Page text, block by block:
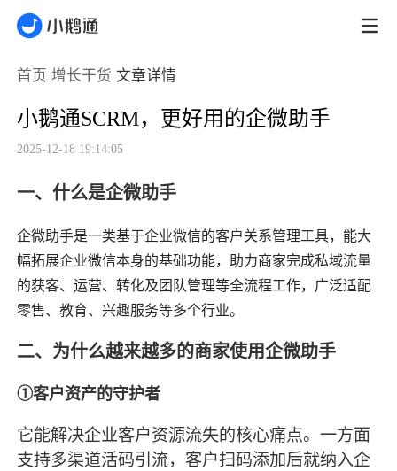
首页 增长干货 文章详情
小鹅通SCRM，更好用的企微助手
2025-12-18 19:14:05
一、什么是企微助手
企微助手是一类基于企业微信的客户关系管理工具，能大
幅拓展企业微信本身的基础功能，助力商家完成私域流量
的获客、运营、转化及团队管理等全流程工作，广泛适配
零售、教育、兴趣服务等多个行业。
二、为什么越来越多的商家使用企微助手
①客户资产的守护者
它能解决企业客户资源流失的核心痛点。一方面
支持多渠道活码引流，客户扫码添加后就纳入企